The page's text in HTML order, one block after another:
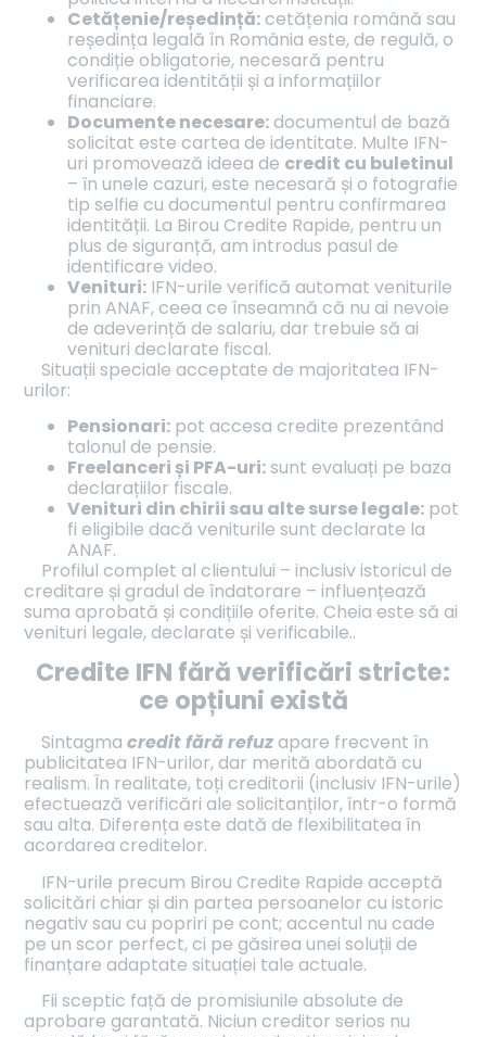
Cetățenie/reședință:cetățenia română sau
reședința legală în România este, de regulă, o
condiție obligatorie, necesară pentru
verificarea identității și a informațiilor
financiare.
Documente necesare:documentul de bază
solicitat este cartea de identitate. Multe IFN-
uri promovează ideea de credit cu buletinul
– în unele cazuri, este necesară și o fotografie
tip selfie cu documentul pentru confirmarea
identității. La Birou Credite Rapide, pentru un
plus de siguranță, am introdus pasul de
identificare video.
Venituri: IFN-urile verifică automat veniturile
prin ANAF, ceea ce înseamnă că nu ai nevoie
de adeverință de salariu, dar trebuie să ai
venituri declarate fiscal.
Situații speciale acceptate de majoritatea IFN-
urilor:
Pensionari: pot accesa credite prezentând
talonul de pensie.
Freelanceri și PFA-uri:sunt evaluați pe baza
declarațiilor fiscale.
Venituri din chirii sau alte surse legale: pot
fi eligibile dacă veniturile sunt declarate la
ANAF.
Profilul complet al clientului – inclusiv istoricul de
creditare și gradul de îndatorare – influențează
suma aprobată și condițiile oferite. Cheia este să ai
venituri legale, declarate și verificabile..
Credite IFN fără verificări stricte:
ce opțiuni există
Sintagmacredit fără refuzapare frecvent în
publicitatea IFN-urilor, dar merită abordată cu
realism. În realitate, toți creditorii (inclusiv IFN-urile)
efectuează verificări ale solicitanților, într-o formă
sau alta. Diferența este dată de flexibilitatea în
acordarea creditelor.
IFN-urile precum Birou Credite Rapide acceptă
solicitări chiar și din partea persoanelor cu istoric
negativ sau cu popriri pe cont; accentul nu cade
pe un scor perfect, ci pe găsirea unei soluții de
finanțare adaptate situației tale actuale.
Fii sceptic față de promisiunile absolute de
aprobare garantată. Niciun creditor serios nu